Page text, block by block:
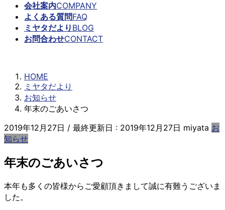
会社案内COMPANY
よくある質問FAQ
ミヤタだより BLOG
お問合わせCONTACT
HOME
ミヤタだより
お知らせ
年末のごあいさつ
2019年12月27日 / 最終更新日 : 2019年12月27日 miyata お
知らせ
年末のごあいさつ
本年も多くの皆様からご愛顧頂きまして誠に有難うございま
した。